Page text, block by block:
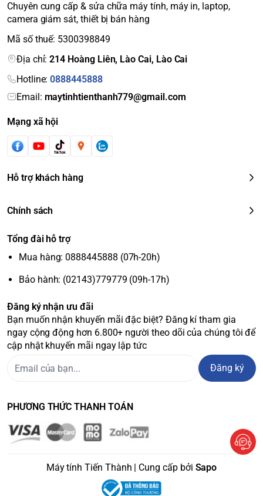
Chuyên cung cấp & sửa chữa máy tính, máy in, laptop,
camera giám sát, thiết bị bán hàng
Mã số thuế: 5300398849
Địa chỉ:214 Hoàng Liên, Lào Cai, Lào Cai
Hotline:0888445888
Email: maytinhtienthanh779@gmail.com
Mạng xã hội
Hỗ trợ khách hàng
Chính sách
Tổng đài hỗ trợ
Mua hàng: 0888445888 (07h-20h)
Bảo hành: (02143)779779 (09h-17h)
Đăng ký nhận ưu đãi
Bạn muốn nhận khuyến mãi đặc biệt? Đăng kí tham gia
ngay cộng động hơn 6.800+ người theo dõi của chúng tôi để
cập nhật khuyến mãi ngay lập tức
Đăng ký
PHƯƠNG THỨC THANH TOÁN
Máy tính Tiến Thành | Cung cấp bởi Sapo